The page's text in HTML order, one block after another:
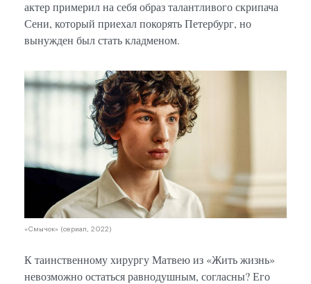
актер примерил на себя образ талантливого скрипача
Сени, который приехал покорять Петербург, но
вынужден был стать кладменом.
«Смычок» (сериал, 2022)
К таинственному хирургу Матвею из «Жить жизнь»
невозможно остаться равнодушным, согласны? Его